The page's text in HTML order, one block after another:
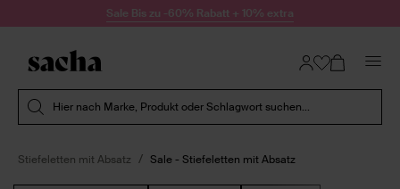
Zum Inhalt springenSale Bis zu -60% Rabatt + 10% extra
Hier nach Marke, Produkt oder Schlagwort suchen...
Stiefeletten mit Absatz Sale - Stiefeletten mit Absatz